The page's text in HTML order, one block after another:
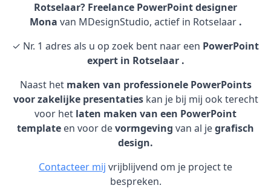
Rotselaar? Freelance PowerPoint designer
Mona van MDesignStudio, actief in Rotselaar .
✓ Nr. 1 adres als u op zoek bent naar een PowerPoint
expert in Rotselaar .
Naast het maken van professionele PowerPoints
voor zakelijke presentatieskan je bij mij ook terecht
voor het laten maken van een PowerPoint
template en voor devormgeving van al jegrafisch
design.
Contacteer mij vrijblijvend om je project te
bespreken.